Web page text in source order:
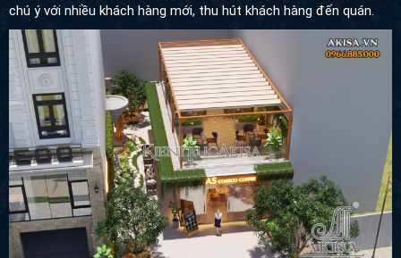
chú ý với nhiều khách hàng mới, thu hút khách hàng đến quán.